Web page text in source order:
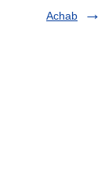
Achab